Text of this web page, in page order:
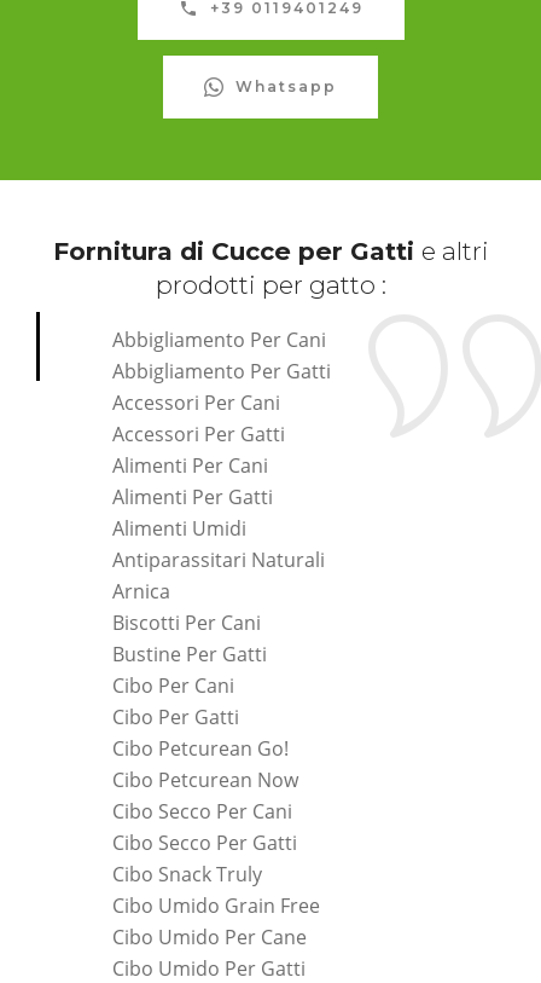
+39 0119401249
Whatsapp
Fornitura di Cucce per Gatti e altri
prodotti per gatto :
Abbigliamento Per Cani
Abbigliamento Per Gatti
Accessori Per Cani
Accessori Per Gatti
Alimenti Per Cani
Alimenti Per Gatti
Alimenti Umidi
Antiparassitari Naturali
Arnica
Biscotti Per Cani
Bustine Per Gatti
Cibo Per Cani
Cibo Per Gatti
Cibo Petcurean Go!
Cibo Petcurean Now
Cibo Secco Per Cani
Cibo Secco Per Gatti
Cibo Snack Truly
Cibo Umido Grain Free
Cibo Umido Per Cane
Cibo Umido Per Gatti